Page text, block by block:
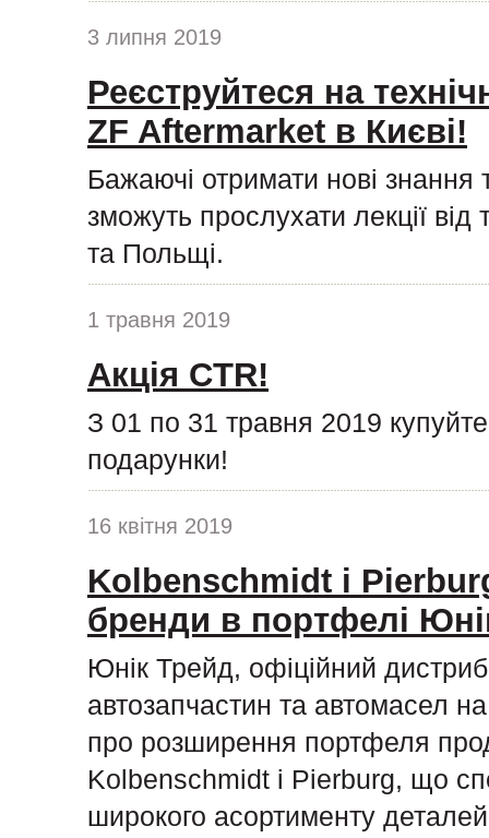
3 липня 2019
Реєструйтеся на
ZF Aftermarket в Києві!
Бажаючі отримати нові знання
зможуть прослухати лекції від
та Польщі.
1 травня 2019
Акція CTR!
З 01 по 31 травня 2019
подарунки!
16 квітня 2019
Kolbenschmidt і
бренди в портфелі
Юнік Трейд, офіційний
автозапчастин та автомасел
про розширення портфеля
Kolbenschmidt і Pierburg, що
широкого асортименту